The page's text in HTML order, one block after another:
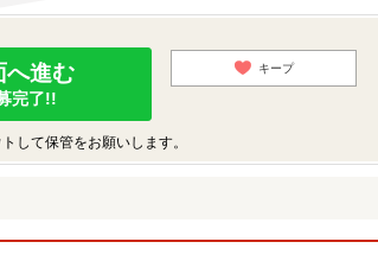
へ進む
完了!!
キープ
して保管をお願いします。